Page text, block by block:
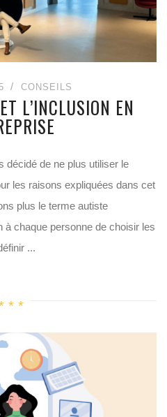
CONSEILS
L’INCLUSION EN
décidé de ne plus utiliser le
les raisons expliquées dans cet
plus le terme autiste
chaque personne de choisir les
...